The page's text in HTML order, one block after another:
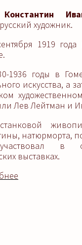
художник.
1919 года
1936 годы в
искусства, а
Лев Лейтман и
натюрморта,
в
выставках.